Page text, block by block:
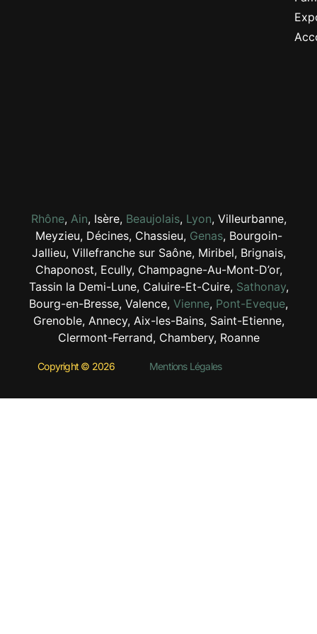
Rhône, Ain, Isère, Beaujolais, Lyon, Villeurbanne,
Meyzieu, Décines, Chassieu, Genas, Bourgoin-
Jallieu, Villefranche sur Saône, Miribel, Brignais,
Chaponost, Ecully, Champagne-Au-Mont-D’or,
Tassin la Demi-Lune, Caluire-Et-Cuire, Sathonay,
Bourg-en-Bresse, Valence, Vienne, Pont-Eveque,
Grenoble, Annecy, Aix-les-Bains, Saint-Etienne,
Clermont-Ferrand, Chambery, Roanne
Copyright © 2026 Mentions Légales